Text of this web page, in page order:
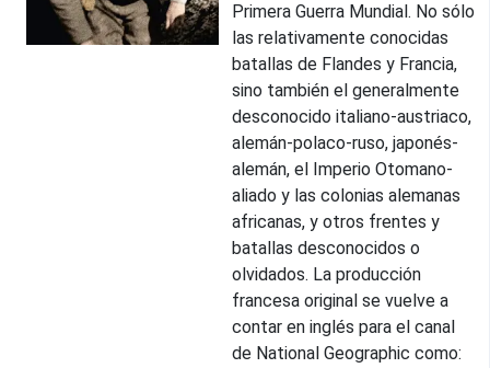
Primera Guerra Mundial. No sólo
las relativamente conocidas
batallas de Flandes y Francia,
sino también el generalmente
desconocido italiano-austriaco,
alemán-polaco-ruso, japonés-
alemán, el Imperio Otomano-
aliado y las colonias alemanas
africanas, y otros frentes y
batallas desconocidos o
olvidados. La producción
francesa original se vuelve a
contar en inglés para el canal
de National Geographic como: